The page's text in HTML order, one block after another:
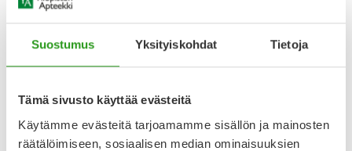
Suostumus Yksityiskohdat Tietoja
Tämä sivusto käyttää evästeitä
Käytämme evästeitä tarjoamamme sisällön ja mainosten
räätälöimiseen, sosiaalisen median ominaisuuksien
Tehokas, monipuolinen pihkasalva eläinten ihovaurioille ja
haavoille. Abilar VET pihkasalva sisältää metsäkuusen
pihkaa, jolla on todettu voimakas antimikrobinen, kutinaa ja
haavoihin. Lisäksi se sopii märkivälle
Näytä koko kuvaus